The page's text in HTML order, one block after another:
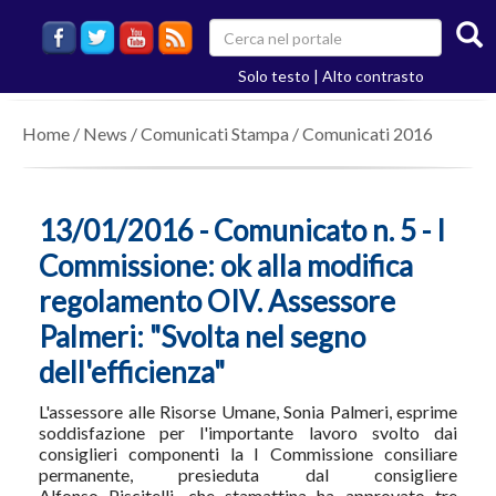
Solo testo Alto contrasto
Home / News /Comunicati Stampa /Comunicati 2016
13/01/2016 - Comunicato n. 5 - I
Commissione: ok alla modifica
regolamento OIV. Assessore
Palmeri: "Svolta nel segno
dell'efficienza"
L'assessore alle Risorse Umane, Sonia Palmeri, esprime
soddisfazione per l'importante lavoro svolto dai
consiglieri componenti la I Commissione consiliare
permanente, presieduta dal consigliere